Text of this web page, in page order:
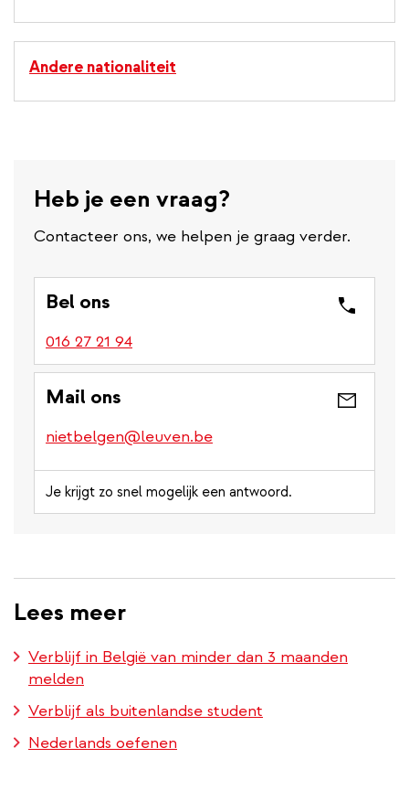
Andere nationaliteit
Heb je een vraag?
Contacteer ons, we helpen je graag verder.
Bel ons
016 27 21 94
Mail ons
nietbelgen@leuven.be
Je krijgt zo snel mogelijk een antwoord.
Lees meer
Verblijf in België van minder dan 3 maanden
melden
Verblijf als buitenlandse student
Nederlands oefenen